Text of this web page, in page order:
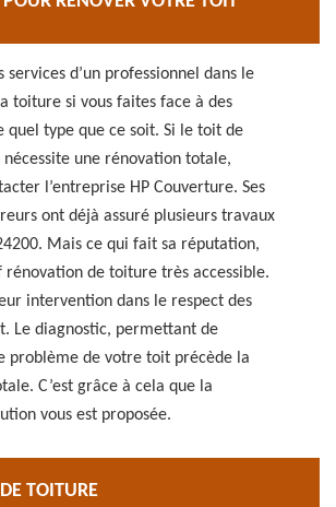
services d’un professionnel dans le
toiture si vous faites face à des
quel type que ce soit. Si le toit de
une rénovation totale,
l’entreprise HP Couverture. Ses
ont déjà assuré plusieurs travaux
Mais ce qui fait sa réputation,
rénovation de toiture très accessible.
intervention dans le respect des
Le diagnostic, permettant de
problème de votre toit précède la
C’est grâce à cela que la
vous est proposée.
TOITURE